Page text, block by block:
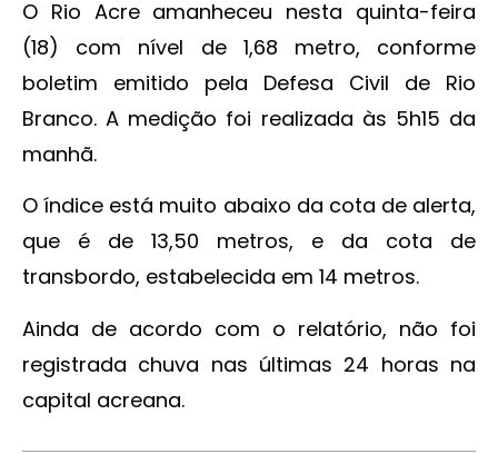
O Rio Acre amanheceu nesta quinta-feira
(18) com nível de 1,68 metro, conforme
boletim emitido pela Defesa Civil de Rio
Branco. A medição foi realizada às 5h15 da
manhã.
O índice está muito abaixo da cota de alerta,
que é de 13,50 metros, e da cota de
transbordo, estabelecida em 14 metros.
Ainda de acordo com o relatório, não foi
registrada chuva nas últimas 24 horas na
capital acreana.